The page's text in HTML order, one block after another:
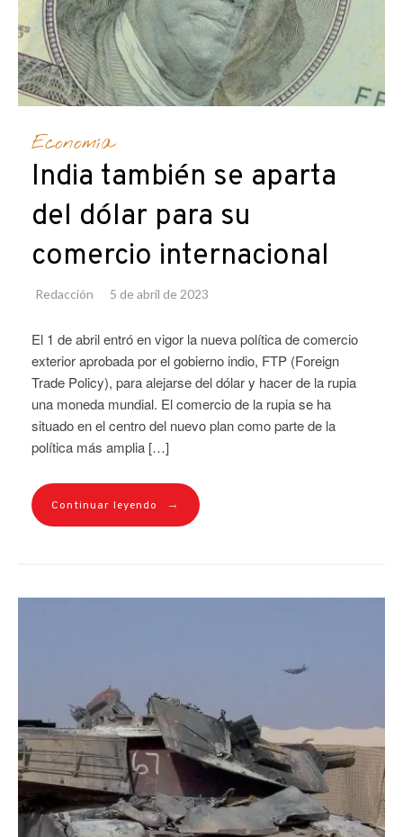
Economía
India también se aparta
del dólar para su
comercio internacional
Redacción 5 de abril de 2023
El 1 de abril entró en vigor la nueva política de comercio
exterior aprobada por el gobierno indio, FTP (Foreign
Trade Policy), para alejarse del dólar y hacer de la rupia
una moneda mundial. El comercio de la rupia se ha
situado en el centro del nuevo plan como parte de la
política más amplia […]
Continuar leyendo →